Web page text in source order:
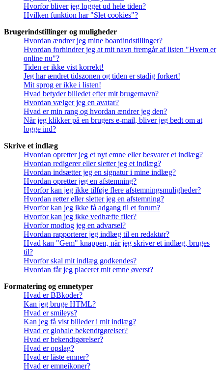
Hvorfor bliver jeg logget ud hele tiden?
Hvilken funktion har "Slet cookies"?
Brugerindstillinger og muligheder
Hvordan ændrer jeg mine boardindstillinger?
Hvordan forhindrer jeg at mit navn fremgår af listen "Hvem er
online nu"?
Tiden er ikke vist korrekt!
Jeg har ændret tidszonen og tiden er stadig forkert!
Mit sprog er ikke i listen!
Hvad betyder billedet efter mit brugernavn?
Hvordan vælger jeg en avatar?
Hvad er min rang og hvordan ændrer jeg den?
Når jeg klikker på en brugers e-mail, bliver jeg bedt om at
logge ind?
Skrive et indlæg
Hvordan opretter jeg et nyt emne eller besvarer et indlæg?
Hvordan redigerer eller sletter jeg et indlæg?
Hvordan indsætter jeg en signatur i mine indlæg?
Hvordan opretter jeg en afstemning?
Hvorfor kan jeg ikke tilføje flere afstemningsmuligheder?
Hvordan retter eller sletter jeg en afstemning?
Hvorfor kan jeg ikke få adgang til et forum?
Hvorfor kan jeg ikke vedhæfte filer?
Hvorfor modtog jeg en advarsel?
Hvordan rapporterer jeg indlæg til en redaktør?
Hvad kan "Gem" knappen, når jeg skriver et indlæg, bruges
til?
Hvorfor skal mit indlæg godkendes?
Hvordan får jeg placeret mit emne øverst?
Formatering og emnetyper
Hvad er BBkoder?
Kan jeg bruge HTML?
Hvad er smileys?
Kan jeg få vist billeder i mit indlæg?
Hvad er globale bekendtgørelser?
Hvad er bekendtgørelser?
Hvad er opslag?
Hvad er låste emner?
Hvad er emneikoner?